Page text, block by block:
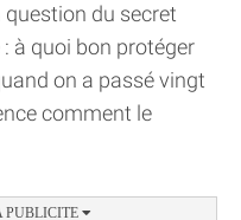
question du secret
à quoi bon protéger
on a passé vingt
comment le